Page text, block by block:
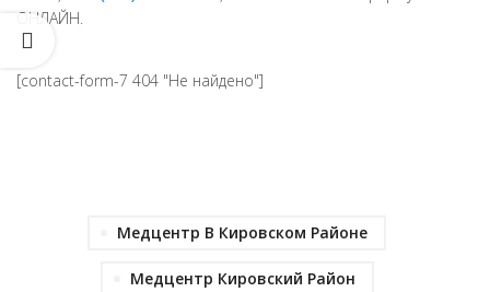
ОНЛАЙН.
[contact-form-7 404 "Не найдено"]
Медцентр В Кировском Районе
Медцентр Кировский Район